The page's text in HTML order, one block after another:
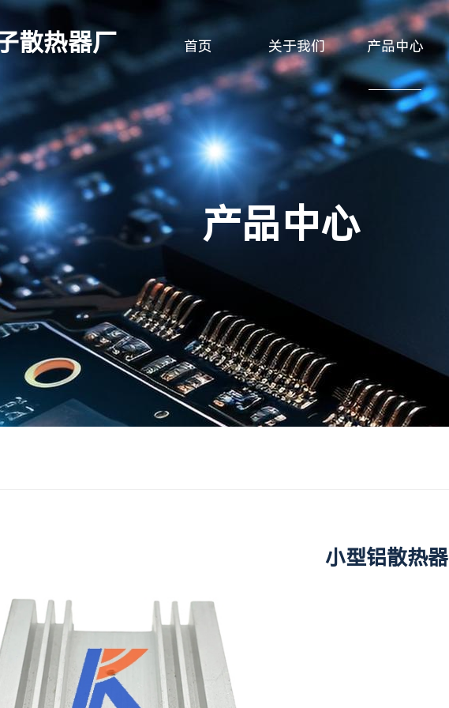
首页 关于我们 产品中心
散热器厂
产品中心
小型铝散热器